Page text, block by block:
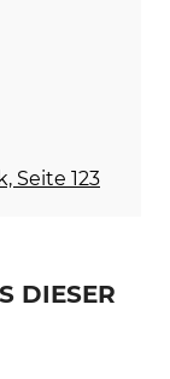
Seite 123
DIESER